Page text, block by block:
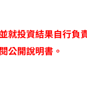
就投資結果自行負
公開說明書。